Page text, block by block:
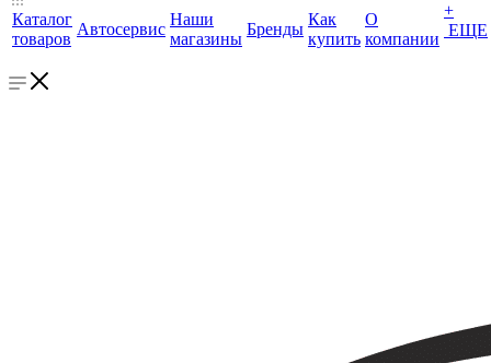
Каталог
товаров
Автосервис
Наши
магазины
Бренды
Как
купить
О
компании
+
ЕЩЕ